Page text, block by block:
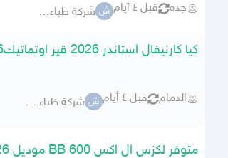
جده قبل ٤ أيام ش شركة ظباء للسيارات
كيا كارنيفال استاندر 2026 قير اوتماتيك2026
الدمام قبل ٤ أيام ش شركة ظباء للسيارات
متوفر لكزس ال اكس 600 BB موديل 2026